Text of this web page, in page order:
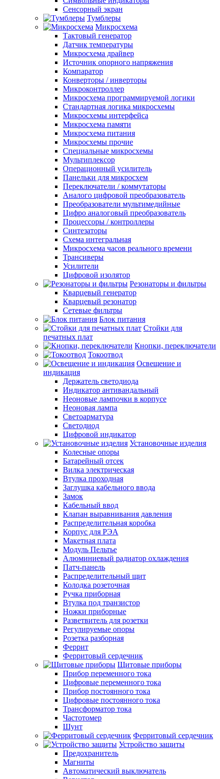
Сенсорный экран
Тумблеры
Микросхема
Тактовый генератор
Датчик температуры
Микросхема драйвер
Источник опорного напряжения
Компаратор
Конверторы / инверторы
Микроконтроллер
Микросхема программируемой логики
Стандартная логика микросхемы
Микросхемы интерфейса
Микросхема памяти
Микросхема питания
Микросхемы прочие
Специальные микросхемы
Мультиплексор
Операционный усилитель
Панельки для микросхем
Переключатели / коммутаторы
Аналого цифровой преобразователь
Преобразователи мультимедийные
Цифро аналоговый преобразователь
Процессоры / контроллеры
Синтезаторы
Схема интегральная
Микросхема часов реального времени
Трансиверы
Усилители
Цифровой изолятор
Резонаторы и фильтры
Кварцевый генератор
Кварцевый резонатор
Сетевые фильтры
Блок питания
Стойки для
печатных плат
Кнопки, переключатели
Токоотвод
Освещение и
индикация
Держатель светодиода
Индикатор антивандальный
Неоновые лампочки в корпусе
Неоновая лампа
Светоарматура
Светодиод
Цифровой индикатор
Установочные изделия
Колесные опоры
Батарейный отсек
Вилка электрическая
Втулка проходная
Заглушка кабельного ввода
Замок
Кабельный ввод
Клапан выравнивания давления
Распределительная коробка
Корпус для РЭА
Макетная плата
Модуль Пельтье
Алюминиевый радиатор охлаждения
Патч-панель
Распределительный щит
Колодка розеточная
Ручка приборная
Втулка под транзистор
Ножки приборные
Разветвитель для розетки
Регулируемые опоры
Розетка разборная
Феррит
Ферритовый сердечник
Щитовые приборы
Прибор переменного тока
Цифровые переменного тока
Прибор постоянного тока
Цифровые постоянного тока
Трансформатор тока
Частотомер
Шунт
Ферритовый сердечник
Устройство защиты
Предохранитель
Магниты
Автоматический выключатель